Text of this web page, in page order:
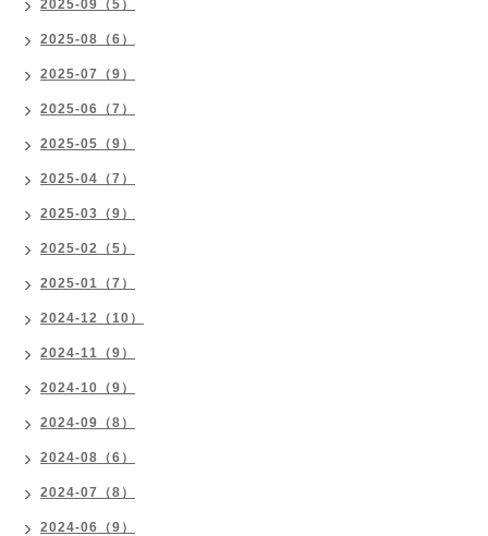
2025-09（5）
2025-08（6）
2025-07（9）
2025-06（7）
2025-05（9）
2025-04（7）
2025-03（9）
2025-02（5）
2025-01（7）
2024-12（10）
2024-11（9）
2024-10（9）
2024-09（8）
2024-08（6）
2024-07（8）
2024-06（9）